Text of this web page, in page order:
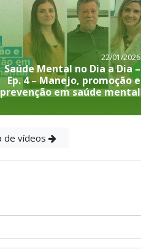
22/01/2026
Saúde Mental no Dia a Dia –
Ep. 4 – Manejo, promoção e
prevenção em saúde mental
de vídeos